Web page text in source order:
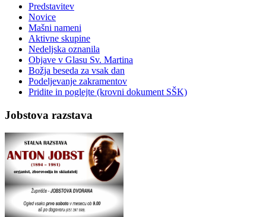
Predstavitev
Novice
Mašni nameni
Aktivne skupine
Nedeljska oznanila
Objave v Glasu Sv. Martina
Božja beseda za vsak dan
Podeljevanje zakramentov
Pridite in poglejte (krovni dokument SŠK)
Jobstova razstava